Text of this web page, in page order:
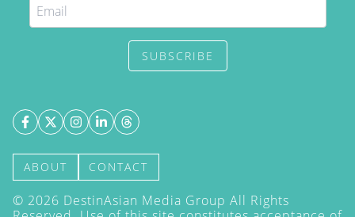
SUBSCRIBE
ABOUT CONTACT
© 2026 DestinAsian Media Group All Rights